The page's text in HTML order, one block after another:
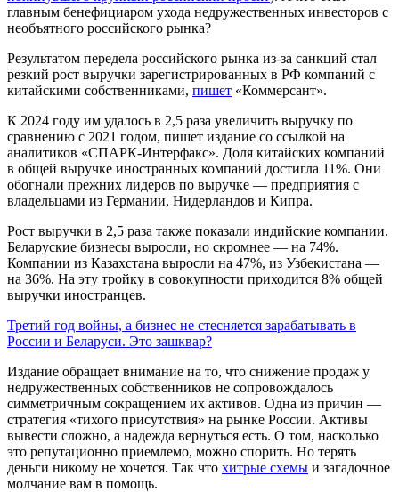
главным бенефициаром ухода недружественных инвесторов с
необъятного российского рынка?
Результатом передела российского рынка из-за санкций стал
резкий рост выручки зарегистрированных в РФ компаний с
китайскими собственниками, пишет «Коммерсант».
К 2024 году им удалось в 2,5 раза увеличить выручку по
сравнению с 2021 годом, пишет издание со ссылкой на
аналитиков «СПАРК-Интерфакс». Доля китайских компаний
в общей выручке иностранных компаний достигла 11%. Они
обогнали прежних лидеров по выручке — предприятия с
владельцами из Германии, Нидерландов и Кипра.
Рост выручки в 2,5 раза также показали индийские компании.
Беларуские бизнесы выросли, но скромнее — на 74%.
Компании из Казахстана выросли на 47%, из Узбекистана —
на 36%. На эту тройку в совокупности приходится 8% общей
выручки иностранцев.
Третий год войны, а бизнес не стесняется зарабатывать в
России и Беларуси. Это зашквар?
Издание обращает внимание на то, что снижение продаж у
недружественных собственников не сопровождалось
симметричным сокращением их активов. Одна из причин —
стратегия «тихого присутствия» на рынке России. Активы
вывести сложно, а надежда вернуться есть. О том, насколько
это репутационно приемлемо, можно спорить. Но терять
деньги никому не хочется. Так что хитрые схемы и загадочное
молчание вам в помощь.